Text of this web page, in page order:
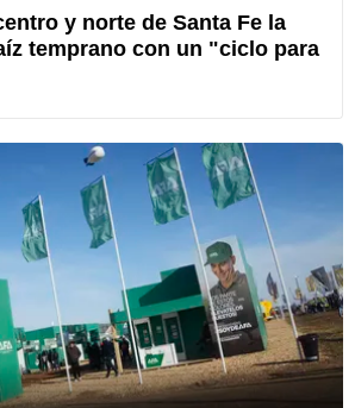
y norte de Santa Fe la
temprano con un "ciclo para